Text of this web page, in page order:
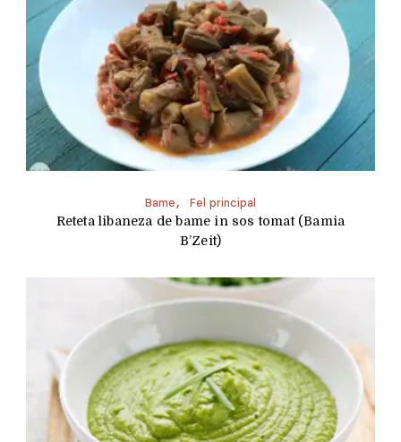
Bame
Fel principal
Reteta libaneza de bame in sos tomat (Bamia
B’Zeit)